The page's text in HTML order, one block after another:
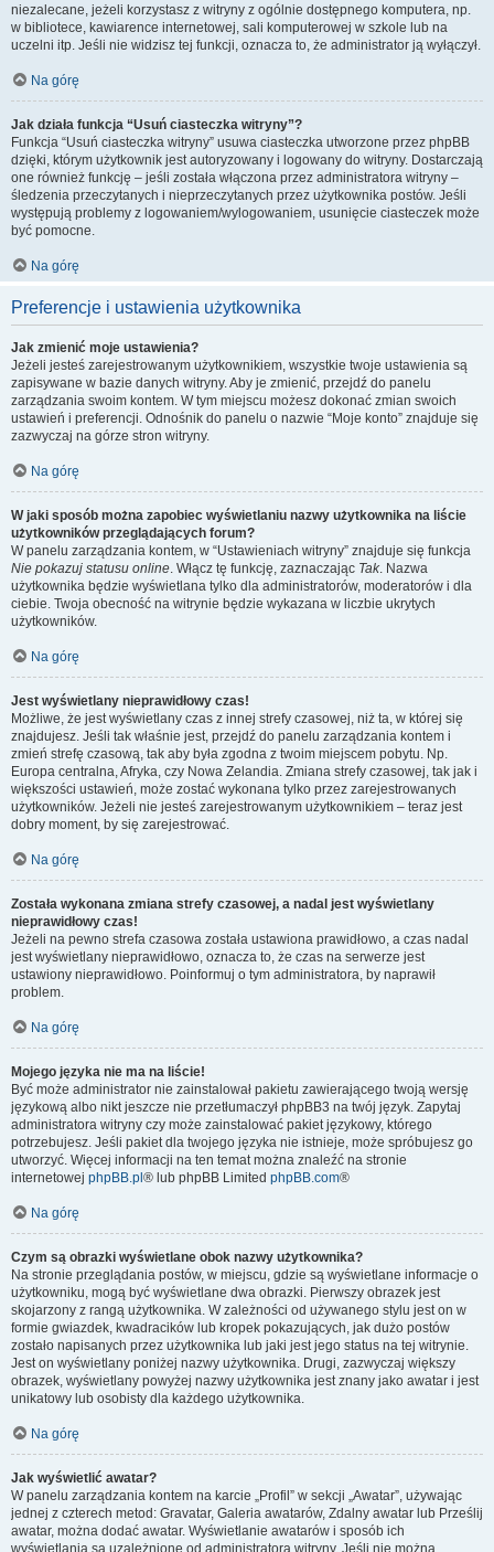
niezalecane, jeżeli korzystasz z witryny z ogólnie dostępnego komputera, np.
w bibliotece, kawiarence internetowej, sali komputerowej w szkole lub na
uczelni itp. Jeśli nie widzisz tej funkcji, oznacza to, że administrator ją wyłączył.
Na górę
Jak działa funkcja “Usuń ciasteczka witryny”?
Funkcja “Usuń ciasteczka witryny” usuwa ciasteczka utworzone przez phpBB
dzięki, którym użytkownik jest autoryzowany i logowany do witryny. Dostarczają
one również funkcję – jeśli została włączona przez administratora witryny –
śledzenia przeczytanych i nieprzeczytanych przez użytkownika postów. Jeśli
występują problemy z logowaniem/wylogowaniem, usunięcie ciasteczek może
być pomocne.
Na górę
Preferencje i ustawienia użytkownika
Jak zmienić moje ustawienia?
Jeżeli jesteś zarejestrowanym użytkownikiem, wszystkie twoje ustawienia są
zapisywane w bazie danych witryny. Aby je zmienić, przejdź do panelu
zarządzania swoim kontem. W tym miejscu możesz dokonać zmian swoich
ustawień i preferencji. Odnośnik do panelu o nazwie “Moje konto” znajduje się
zazwyczaj na górze stron witryny.
Na górę
W jaki sposób można zapobiec wyświetlaniu nazwy użytkownika na liście
użytkowników przeglądających forum?
W panelu zarządzania kontem, w “Ustawieniach witryny” znajduje się funkcja
Nie pokazuj statusu online. Włącz tę funkcję, zaznaczając Tak. Nazwa
użytkownika będzie wyświetlana tylko dla administratorów, moderatorów i dla
ciebie. Twoja obecność na witrynie będzie wykazana w liczbie ukrytych
użytkowników.
Na górę
Jest wyświetlany nieprawidłowy czas!
Możliwe, że jest wyświetlany czas z innej strefy czasowej, niż ta, w której się
znajdujesz. Jeśli tak właśnie jest, przejdź do panelu zarządzania kontem i
zmień strefę czasową, tak aby była zgodna z twoim miejscem pobytu. Np.
Europa centralna, Afryka, czy Nowa Zelandia. Zmiana strefy czasowej, tak jak i
większości ustawień, może zostać wykonana tylko przez zarejestrowanych
użytkowników. Jeżeli nie jesteś zarejestrowanym użytkownikiem – teraz jest
dobry moment, by się zarejestrować.
Na górę
Została wykonana zmiana strefy czasowej, a nadal jest wyświetlany
nieprawidłowy czas!
Jeżeli na pewno strefa czasowa została ustawiona prawidłowo, a czas nadal
jest wyświetlany nieprawidłowo, oznacza to, że czas na serwerze jest
ustawiony nieprawidłowo. Poinformuj o tym administratora, by naprawił
problem.
Na górę
Mojego języka nie ma na liście!
Być może administrator nie zainstalował pakietu zawierającego twoją wersję
językową albo nikt jeszcze nie przetłumaczył phpBB3 na twój język. Zapytaj
administratora witryny czy może zainstalować pakiet językowy, którego
potrzebujesz. Jeśli pakiet dla twojego języka nie istnieje, może spróbujesz go
utworzyć. Więcej informacji na ten temat można znaleźć na stronie
internetowej phpBB.pl ® lub phpBB Limited phpBB.com®
Na górę
Czym są obrazki wyświetlane obok nazwy użytkownika?
Na stronie przeglądania postów, w miejscu, gdzie są wyświetlane informacje o
użytkowniku, mogą być wyświetlane dwa obrazki. Pierwszy obrazek jest
skojarzony z rangą użytkownika. W zależności od używanego stylu jest on w
formie gwiazdek, kwadracików lub kropek pokazujących, jak dużo postów
zostało napisanych przez użytkownika lub jaki jest jego status na tej witrynie.
Jest on wyświetlany poniżej nazwy użytkownika. Drugi, zazwyczaj większy
obrazek, wyświetlany powyżej nazwy użytkownika jest znany jako awatar i jest
unikatowy lub osobisty dla każdego użytkownika.
Na górę
Jak wyświetlić awatar?
W panelu zarządzania kontem na karcie „Profil” w sekcji „Awatar”, używając
jednej z czterech metod: Gravatar, Galeria awatarów, Zdalny awatar lub Prześlij
awatar, można dodać awatar. Wyświetlanie awatarów i sposób ich
wyświetlania są uzależnione od administratora witryny. Jeśli nie można